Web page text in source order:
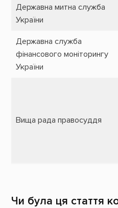
Державна митна служба
України
Державна служба
фінансового моніторингу
України
Вища рада правосуддя
Чи була ця стаття